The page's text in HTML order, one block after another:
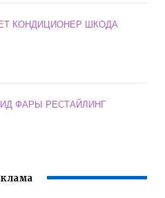
КОНДИЦИОНЕР ШКОДА
ФАРЫ РЕСТАЙЛИНГ